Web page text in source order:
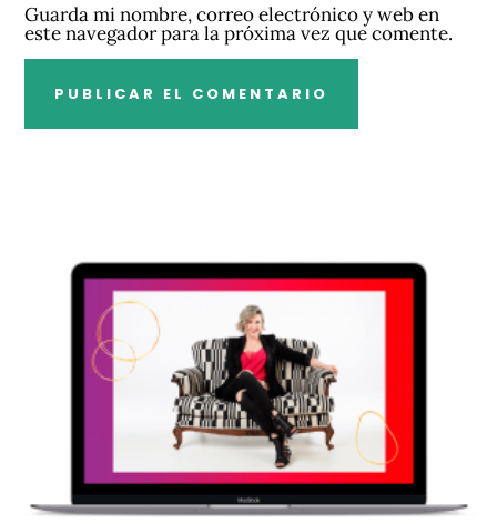
Guarda mi nombre, correo electrónico y web en
este navegador para la próxima vez que comente.